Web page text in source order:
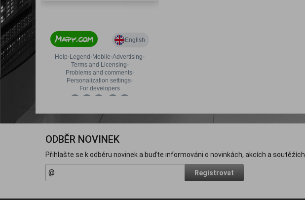
ODBĚR NOVINEK
Přihlašte se k odběru novinek a buďte informováni o novinkách, akcích a soutěžích.
Registrovat